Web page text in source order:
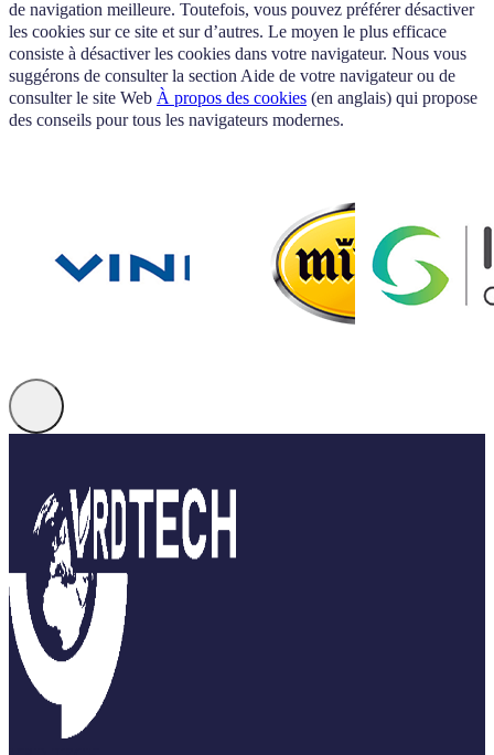
de navigation meilleure. Toutefois, vous pouvez préférer désactiver
les cookies sur ce site et sur d’autres. Le moyen le plus efficace
consiste à désactiver les cookies dans votre navigateur. Nous vous
suggérons de consulter la section Aide de votre navigateur ou de
consulter le site Web À propos des cookies (en anglais) qui propose
des conseils pour tous les navigateurs modernes.